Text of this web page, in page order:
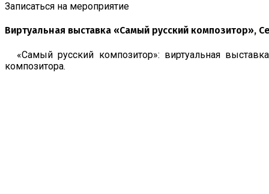
Записаться на мероприятие
Виртуальная выставка «Самый русский композитор»,
«Самый русский композитор»: виртуальная
композитора.